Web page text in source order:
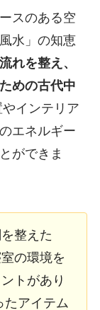
スのある空
水」の知恵
れを整え、
めの古代中
インテリア
エネルギー
ができま
整えた
の環境を
トがあり
たアイテム